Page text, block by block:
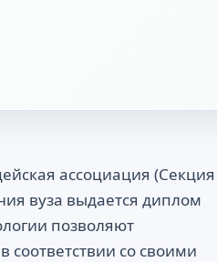
ассоциация (Секция
вуза выдается диплом
позволяют
соответствии со своими